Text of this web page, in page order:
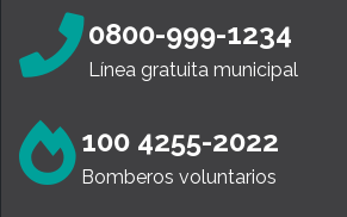
0800-999-1234
Línea gratuita municipal
100 4255-2022
Bomberos voluntarios